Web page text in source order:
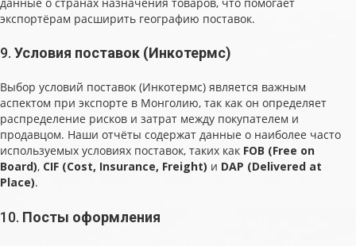
экспортёрам расширить географию поставок.
9. Условия поставок (Инкотермс)
Выбор условий поставок (Инкотермс) является важным
аспектом при экспорте в Монголию, так как он определяет
распределение рисков и затрат между покупателем и
продавцом. Наши отчёты содержат данные о наиболее часто
используемых условиях поставок, таких как FOB (Free on
Board), CIF (Cost, Insurance, Freight) и DAP (Delivered at
Place).
10. Посты оформления